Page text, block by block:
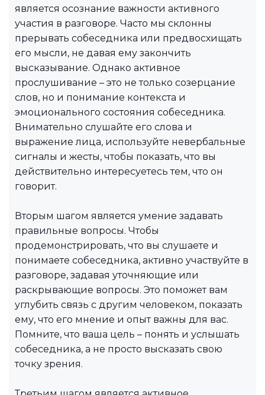
является осознание важности активного
участия в разговоре. Часто мы склонны
прерывать собеседника или предвосхищать
его мысли, не давая ему закончить
высказывание. Однако активное
прослушивание – это не только созерцание
слов, но и понимание контекста и
эмоционального состояния собеседника.
Внимательно слушайте его слова и
выражение лица, используйте невербальные
сигналы и жесты, чтобы показать, что вы
действительно интересуетесь тем, что он
говорит.
Вторым шагом является умение задавать
правильные вопросы. Чтобы
продемонстрировать, что вы слушаете и
понимаете собеседника, активно участвуйте в
разговоре, задавая уточняющие или
раскрывающие вопросы. Это поможет вам
углубить связь с другим человеком, показать
ему, что его мнение и опыт важны для вас.
Помните, что ваша цель – понять и услышать
собеседника, а не просто высказать свою
точку зрения.